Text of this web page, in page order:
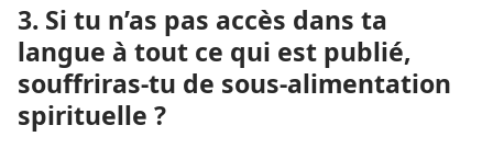
3. Si tu n’as pas accès dans ta
langue à tout ce qui est publié,
souffriras-tu de sous-alimentation
spirituelle ?